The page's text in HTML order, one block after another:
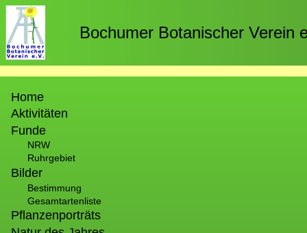
Direkt
zum
Inhalt
Bochumer Botanischer Verein
Home
Aktivitäten
Funde
NRW
Ruhrgebiet
Bilder
Bestimmung
Gesamtartenliste
Pflanzenporträts